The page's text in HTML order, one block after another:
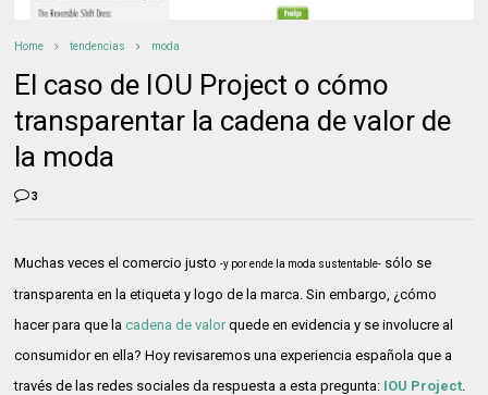
Home tendencias moda
El caso de IOU Project o cómo
transparentar la cadena de valor de
la moda
3
Muchas veces el comercio justo-y por ende la moda sustentable- sólo se
transparenta en la etiqueta y logo de la marca. Sin embargo, ¿cómo
hacer para que lacadena de valorquede en evidencia y se involucre al
consumidor en ella? Hoy revisaremos una experiencia española que a
través de las redes sociales da respuesta a esta pregunta: IOU Project